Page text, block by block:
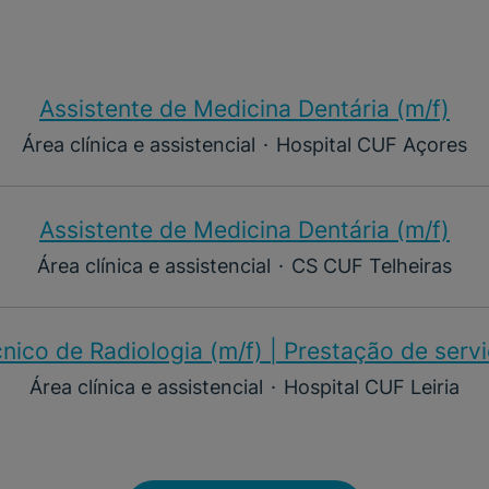
Assistente de Medicina Dentária (m/f)​
Área clínica e assistencial · Hospital CUF Açores
Assistente de Medicina Dentária (m/f)​
Área clínica e assistencial · CS CUF Telheiras
de Radiologia (m/f) | Prestação de
Área clínica e assistencial · Hospital CUF Leiria